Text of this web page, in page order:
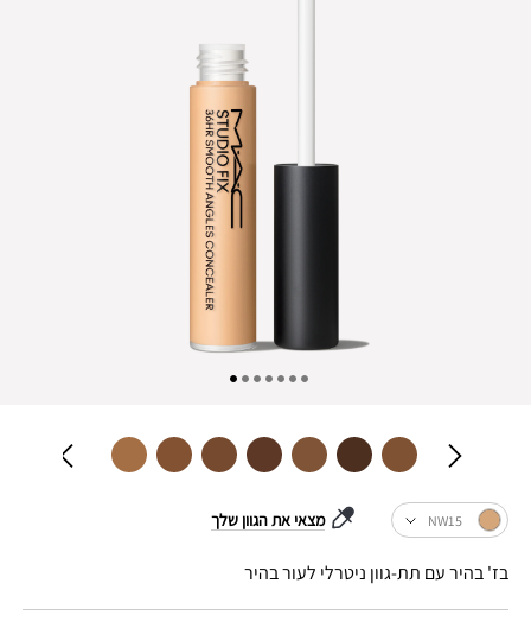
NW15 מצאי את הגוון שלך
בז' בהיר עם תת-גוון ניטרלי לעור בהיר